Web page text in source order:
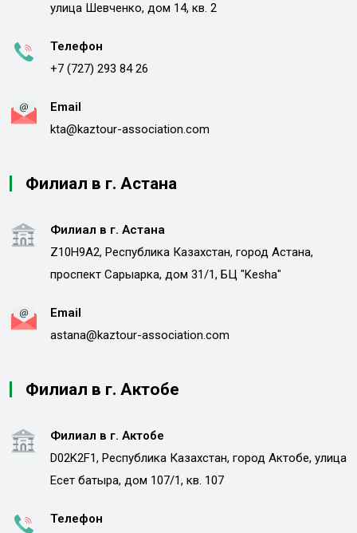
улица Шевченко, дом 14, кв. 2
Телефон
+7 (727) 293 84 26
Email
kta@kaztour-association.com
Филиал в г. Астана
Филиал в г. Астана
Z10H9A2, Республика Казахстан, город Астана,
проспект Сарыарка, дом 31/1, БЦ "Kesha"
Email
astana@kaztour-association.com
Филиал в г. Актобе
Филиал в г. Актобе
D02K2F1, Республика Казахстан, город Актобе, улица
Есет батыра, дом 107/1, кв. 107
Телефон